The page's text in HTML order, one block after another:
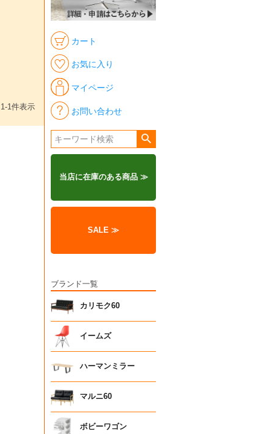
1 -1 件表示
カート
お気に入り
マイページ
お問い合わせ
当店に在庫のある商品 ≫
SALE ≫
ブランド一覧
カリモク60
イームズ
ハーマンミラー
マルニ60
ボビーワゴン